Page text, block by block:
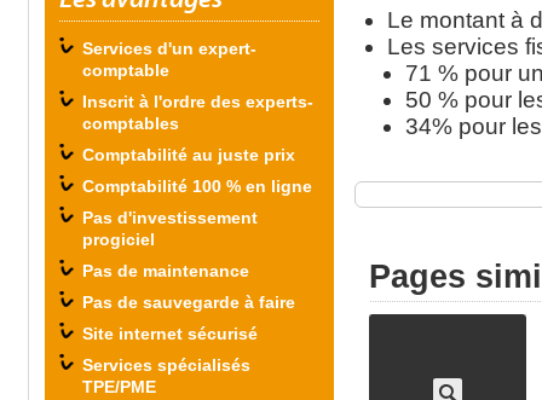
Services d'un expert-
comptable
Inscrit à l'ordre des experts-
comptables
Comptabilité au juste prix
Comptabilité 100 % en ligne
Pas d'investissement
progiciel
Pas de maintenance
Pas de sauvegarde à faire
Site internet sécurisé
Services spécialisés
TPE/PME
Le montant à
Les services
71 % pour
50 % pour
34% pour
Pages